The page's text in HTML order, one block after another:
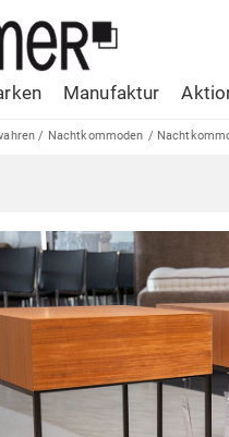
Manufaktur
/ Nachtkommoden /